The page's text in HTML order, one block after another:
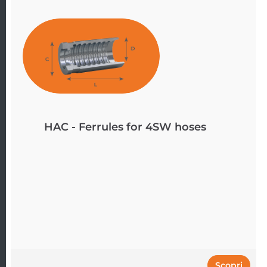
HAC - Ferrules for 4SW hoses